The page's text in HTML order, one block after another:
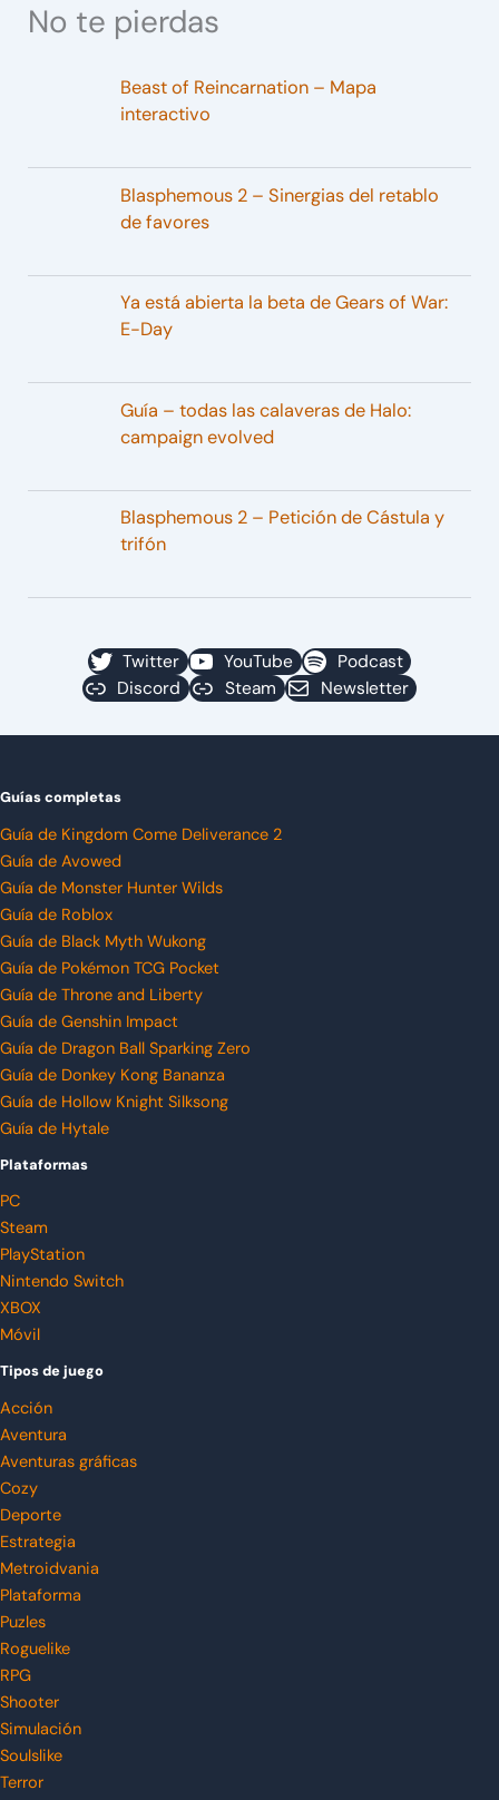
No te pierdas
Beast of Reincarnation – Mapa
interactivo
Blasphemous 2 – Sinergias del retablo
de favores
Ya está abierta la beta de Gears of War:
E-Day
Guía – todas las calaveras de Halo:
campaign evolved
Blasphemous 2 – Petición de Cástula y
trifón
Twitter YouTube
Podcast
Discord
Steam Newsletter
Guías completas
Guía de Kingdom Come Deliverance 2
Guía de Avowed
Guía de Monster Hunter Wilds
Guía de Roblox
Guía de Black Myth Wukong
Guía de Pokémon TCG Pocket
Guía de Throne and Liberty
Guía de Genshin Impact
Guía de Dragon Ball Sparking Zero
Guía de Donkey Kong Bananza
Guía de Hollow Knight Silksong
Guía de Hytale
Plataformas
PC
Steam
PlayStation
Nintendo Switch
XBOX
Móvil
Tipos de juego
Acción
Aventura
Aventuras gráficas
Cozy
Deporte
Estrategia
Metroidvania
Plataforma
Puzles
Roguelike
RPG
Shooter
Simulación
Soulslike
Terror